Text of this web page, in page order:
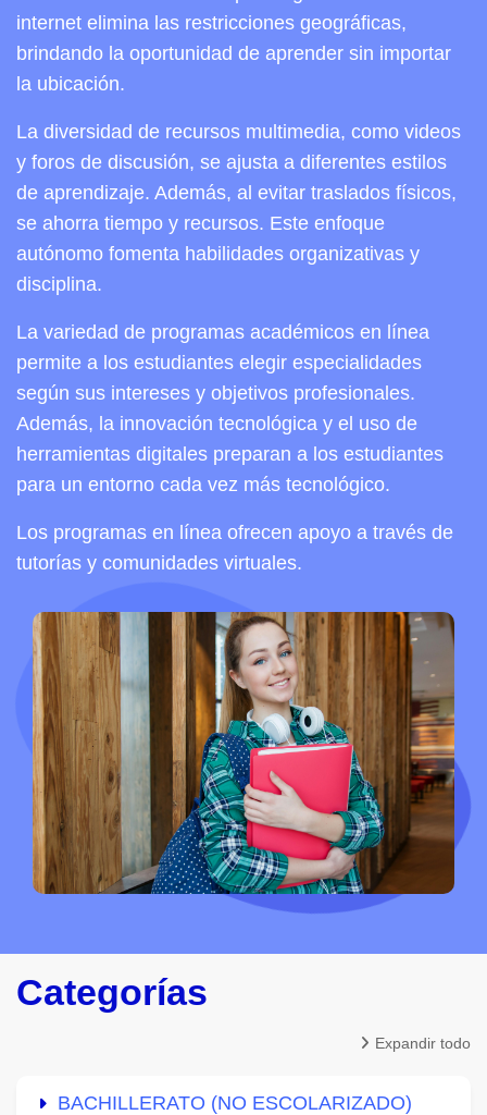
internet elimina las restricciones geográficas,
brindando la oportunidad de aprender sin importar
la ubicación.
La diversidad de recursos multimedia, como videos
y foros de discusión, se ajusta a diferentes estilos
de aprendizaje. Además, al evitar traslados físicos,
se ahorra tiempo y recursos. Este enfoque
autónomo fomenta habilidades organizativas y
disciplina.
La variedad de programas académicos en línea
permite a los estudiantes elegir especialidades
según sus intereses y objetivos profesionales.
Además, la innovación tecnológica y el uso de
herramientas digitales preparan a los estudiantes
para un entorno cada vez más tecnológico.
Los programas en línea ofrecen apoyo a través de
tutorías y comunidades virtuales.
Categorías
Expandir todo
BACHILLERATO (NO ESCOLARIZADO)